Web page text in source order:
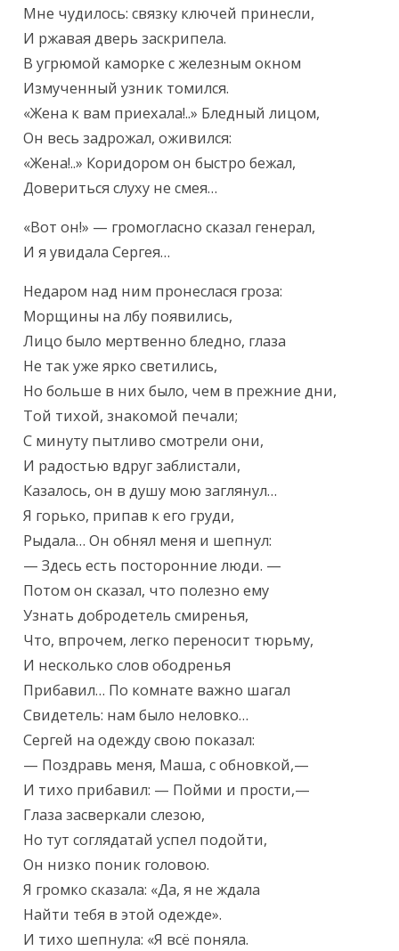
Мне чудилось: связку ключей принесли,
И ржавая дверь заскрипела.
В угрюмой каморке с железным окном
Измученный узник томился.
«Жена к вам приехала!..» Бледный лицом,
Он весь задрожал, оживился:
«Жена!..» Коридором он быстро бежал,
Довериться слуху не смея…
«Вот он!» — громогласно сказал генерал,
И я увидала Сергея…
Недаром над ним пронеслася гроза:
Морщины на лбу появились,
Лицо было мертвенно бледно, глаза
Не так уже ярко светились,
Но больше в них было, чем в прежние дни,
Той тихой, знакомой печали;
С минуту пытливо смотрели они,
И радостью вдруг заблистали,
Казалось, он в душу мою заглянул…
Я горько, припав к его груди,
Рыдала… Он обнял меня и шепнул:
— Здесь есть посторонние люди. —
Потом он сказал, что полезно ему
Узнать добродетель смиренья,
Что, впрочем, легко переносит тюрьму,
И несколько слов ободренья
Прибавил… По комнате важно шагал
Свидетель: нам было неловко…
Сергей на одежду свою показал:
— Поздравь меня, Маша, с обновкой,—
И тихо прибавил: — Пойми и прости,—
Глаза засверкали слезою,
Но тут соглядатай успел подойти,
Он низко поник головою.
Я громко сказала: «Да, я не ждала
Найти тебя в этой одежде».
И тихо шепнула: «Я всё поняла.